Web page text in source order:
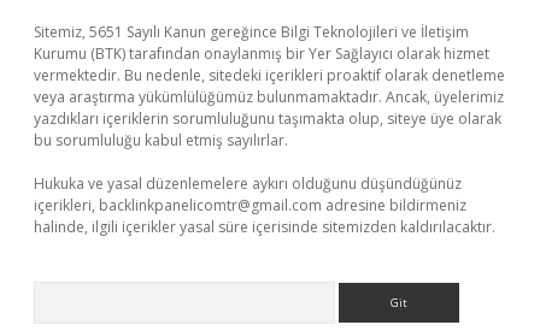
Sitemiz, 5651 Sayılı Kanun gereğince Bilgi Teknolojileri ve İletişim
Kurumu (BTK) tarafından onaylanmış bir Yer Sağlayıcı olarak hizmet
vermektedir. Bu nedenle, sitedeki içerikleri proaktif olarak denetleme
veya araştırma yükümlülüğümüz bulunmamaktadır. Ancak, üyelerimiz
yazdıkları içeriklerin sorumluluğunu taşımakta olup, siteye üye olarak
bu sorumluluğu kabul etmiş sayılırlar.
Hukuka ve yasal düzenlemelere aykırı olduğunu düşündüğünüz
içerikleri, backlinkpanelicomtr@gmail.com adresine bildirmeniz
halinde, ilgili içerikler yasal süre içerisinde sitemizden kaldırılacaktır.